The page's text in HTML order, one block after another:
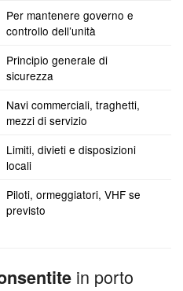
Per mantenere governo e
controllo dell’unità
Principio generale di
sicurezza
Navi commerciali, traghetti,
mezzi di servizio
Limiti, divieti e disposizioni
locali
Piloti, ormeggiatori, VHF se
previsto
in porto